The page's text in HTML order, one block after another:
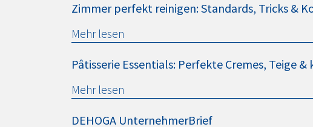
Zimmer perfekt reinigen: Standards, Tricks &
Mehr lesen
Pâtisserie Essentials: Perfekte Cremes, Teige &
Mehr lesen
DEHOGA UnternehmerBrief